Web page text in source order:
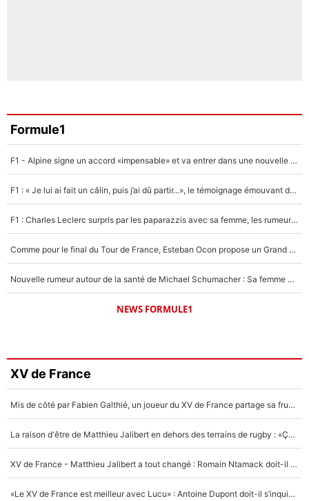
Formule1
F1 - Alpine signe un accord «impensable» et va entrer dans une nouvelle dimension : Grande nouvelle pour Pierre Gasly !
F1 : « Je lui ai fait un câlin, puis j’ai dû partir...», le témoignage émouvant de Max Verstappen sur sa fille
F1 : Charles Leclerc surpris par les paparazzis avec sa femme, les rumeurs étaient vraies !
Comme pour le final du Tour de France, Esteban Ocon propose un Grand Prix de Formule 1 à Paris : «Autour de l’Arc de Triomphe, ce serait génial» !
Nouvelle rumeur autour de la santé de Michael Schumacher : Sa femme Corinna sort du silence
NEWS FORMULE1
XV de France
Mis de côté par Fabien Galthié, un joueur du XV de France partage sa frustration : «ils ne me l’ont pas dit tout de suite»
La raison d'être de Matthieu Jalibert en dehors des terrains de rugby : «Ça m'atteint autant que si tu touches à un membre de ma famille»
XV de France - Matthieu Jalibert a tout changé : Romain Ntamack doit-il s’inquiéter pour sa place à un an de la Coupe du monde ?
«Le XV de France est meilleur avec Lucu» : Antoine Dupont doit-il s’inquiéter pour sa place ?